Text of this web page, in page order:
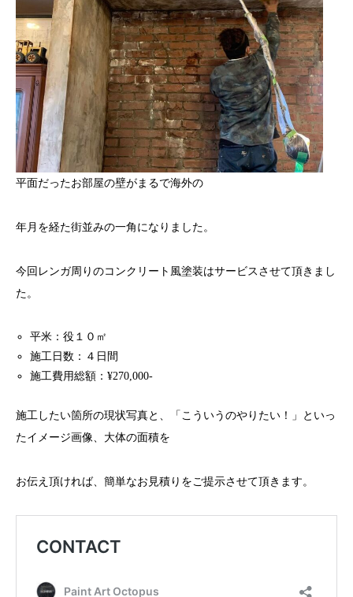
平面だったお部屋の壁がまるで海外の
年月を経た街並みの一角になりました。
今回レンガ周りのコンクリート風塗装はサービスさせて頂きまし
た。
平米：役１０㎡
施工日数：４日間
施工費用総額：¥270,000-
施工したい箇所の現状写真と、「こういうのやりたい！」といっ
たイメージ画像、大体の面積を
お伝え頂ければ、簡単なお見積りをご提示させて頂きます。